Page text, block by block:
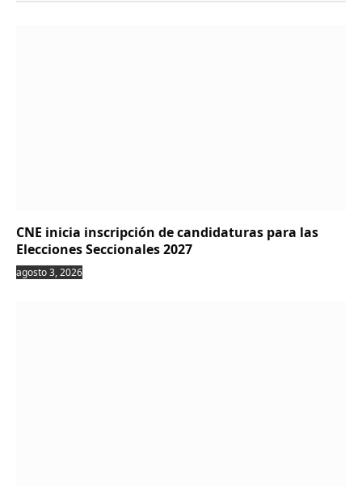
CNE inicia inscripción de candidaturas para las
Elecciones Seccionales 2027
agosto 3, 2026